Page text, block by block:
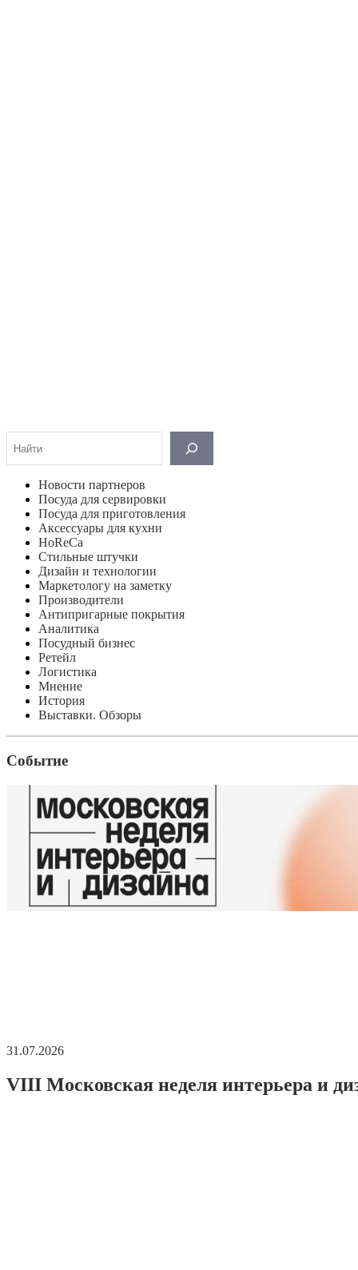
Новости партнеров
Посуда для сервировки
Посуда для приготовления
Аксессуары для кухни
HoReCa
Стильные штучки
Дизайн и технологии
Маркетологу на заметку
Производители
Антипригарные покрытия
Аналитика
Посудный бизнес
Ретейл
Логистика
Мнение
История
Выставки. Обзоры
Событие
31.07.2026
VIII Московская неделя интерьера и